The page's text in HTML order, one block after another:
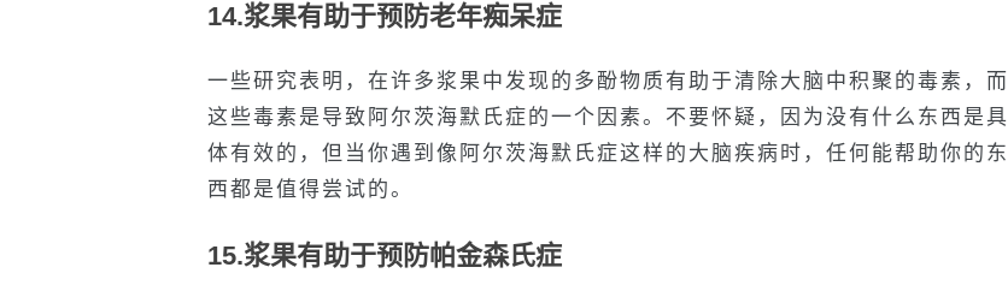
14.浆果有助于预防老年痴呆症
一些研究表明，在许多浆果中发现的多酚物质有助于清除大脑中积聚的毒素，而
这些毒素是导致阿尔茨海默氏症的一个因素。不要怀疑，因为没有什么东西是具
体有效的，但当你遇到像阿尔茨海默氏症这样的大脑疾病时，任何能帮助你的东
西都是值得尝试的。
15.浆果有助于预防帕金森氏症